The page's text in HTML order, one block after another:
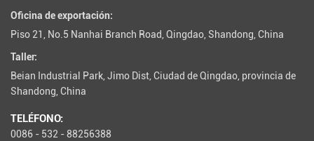
Oficina de exportación:
Piso 21, No.5 Nanhai Branch Road, Qingdao, Shandong, China
Taller:
Beian Industrial Park, Jimo Dist, Ciudad de Qingdao, provincia de
Shandong, China
TELÉFONO:
0086 - 532 - 88256388